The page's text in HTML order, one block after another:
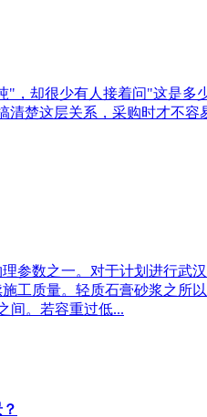
，却很少有人接着问"这是
楚这层关系，采购时才不
参数之一。对于计划进行武
工质量。轻质石膏砂浆之
间。若容重过低...